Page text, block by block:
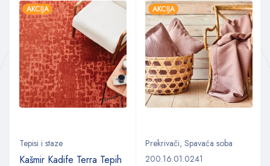
AKCIJA
Tepisi i staze
Kašmir Kadife Terra Tepih
AKCIJA
Prekrivači, Spavaća soba
200.16.01.0241